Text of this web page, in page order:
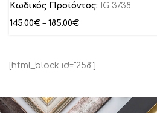
Κωδικός Προϊόντος:
IG 3738
145.00€ – 185.00€
[html_block id="258"]